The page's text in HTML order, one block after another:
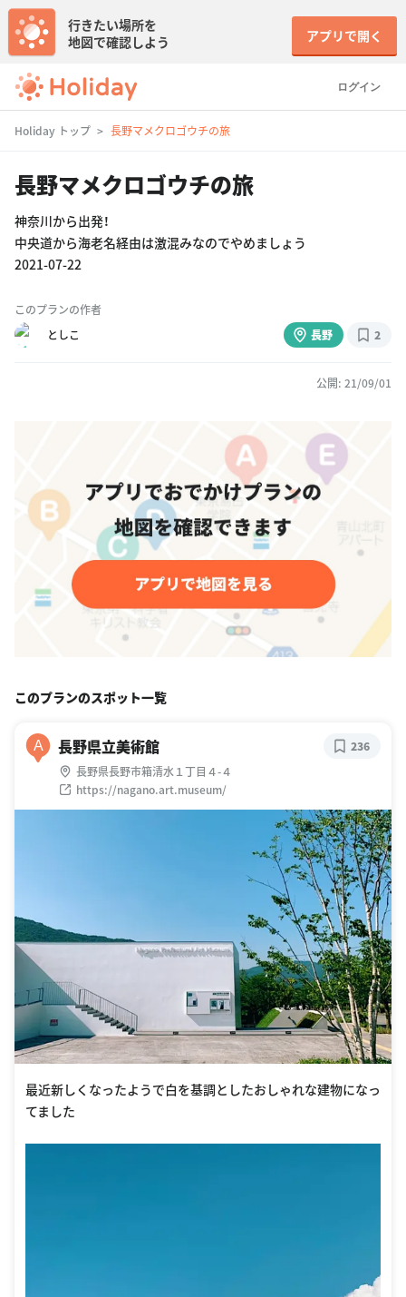
ログイン
行きたい場所を
地図で確認しよう
アプリで開く
Holiday トップ 長野マメクロゴウチの旅
長野マメクロゴウチの旅
神奈川から出発！
中央道から海老名経由は激混みなのでやめましょう
2021-07-22
このプランの作者
としこ
長野 2
公開: 21/09/01
このプランのスポット一覧
A 長野県立美術館
長野県長野市箱清水１丁目４-４
https://nagano.art.museum/
236
最近新しくなったようで白を基調としたおしゃれな建物になっ
てました